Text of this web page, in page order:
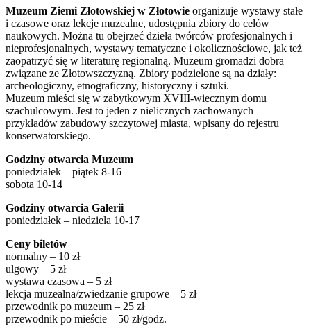
Muzeum Ziemi Złotowskiej w Złotowie organizuje wystawy stałe
i czasowe oraz lekcje muzealne, udostępnia zbiory do celów
naukowych. Można tu obejrzeć dzieła twórców profesjonalnych i
nieprofesjonalnych, wystawy tematyczne i okolicznościowe, jak też
zaopatrzyć się w literaturę regionalną. Muzeum gromadzi dobra
związane ze Złotowszczyzną. Zbiory podzielone są na działy:
archeologiczny, etnograficzny, historyczny i sztuki.
Muzeum mieści się w zabytkowym XVIII-wiecznym domu
szachulcowym. Jest to jeden z nielicznych zachowanych
przykładów zabudowy szczytowej miasta, wpisany do rejestru
konserwatorskiego.
Godziny otwarcia Muzeum
poniedziałek – piątek 8-16
sobota 10-14
Godziny otwarcia Galerii
poniedziałek – niedziela 10-17
Ceny biletów
normalny – 10 zł
ulgowy – 5 zł
wystawa czasowa – 5 zł
lekcja muzealna/zwiedzanie grupowe – 5 zł
przewodnik po muzeum – 25 zł
przewodnik po mieście – 50 zł/godz.